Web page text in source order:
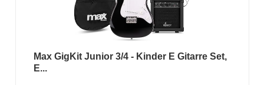
Max GigKit Junior 3/4 - Kinder E Gitarre Set,
E...